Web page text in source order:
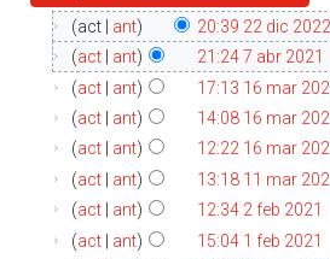
act ant 20:39 22 dic 2022
act
ant 21:24 7 abr 2021
act
ant 17:13 16 mar
act
ant 14:08 16 mar
act
ant 12:22 16 mar
act
ant 13:18 11 mar
act
ant 12:34 2 feb 2021
act
ant 15:04 1 feb 2021